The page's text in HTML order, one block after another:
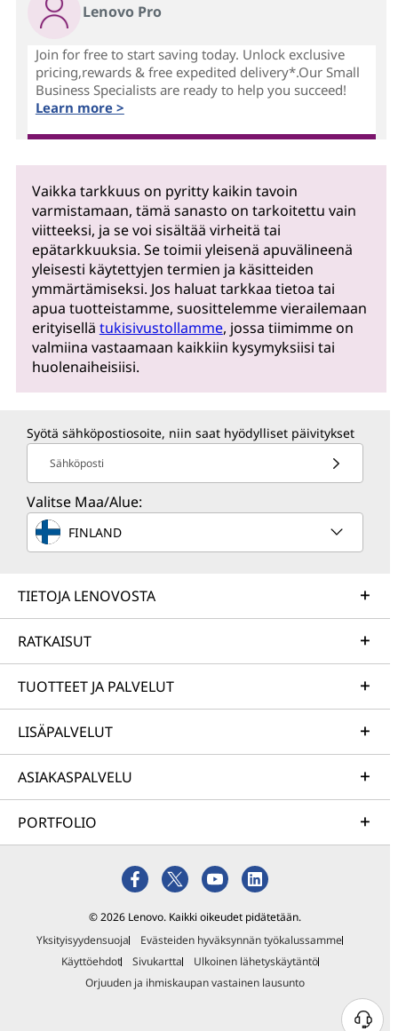
Lenovo Pro
Join for free to start saving today. Unlock exclusive
pricing,rewards & free expedited delivery*.Our Small
Business Specialists are ready to help you succeed!
Learn more >
Vaikka tarkkuus on pyritty kaikin tavoin
varmistamaan, tämä sanasto on tarkoitettu vain
viitteeksi, ja se voi sisältää virheitä tai
epätarkkuuksia. Se toimii yleisenä apuvälineenä
yleisesti käytettyjen termien ja käsitteiden
ymmärtämiseksi. Jos haluat tarkkaa tietoa tai
apua tuotteistamme, suosittelemme vierailemaan
erityisellä tukisivustollamme, jossa tiimimme on
valmiina vastaamaan kaikkiin kysymyksiisi tai
huolenaiheisiisi.
Syötä sähköpostiosoite, niin saat hyödylliset päivitykset
Sähköposti
Valitse Maa/Alue:
FINLAND
TIETOJA LENOVOSTA
RATKAISUT
TUOTTEET JA PALVELUT
LISÄPALVELUT
ASIAKASPALVELU
PORTFOLIO
© 2026 Lenovo. Kaikki oikeudet pidätetään.
Yksityisyydensuoja
Evästeiden hyväksynnän työkalussamme
Käyttöehdot
Sivukartta
Ulkoinen lähetyskäytäntö
Orjuuden ja ihmiskaupan vastainen lausunto